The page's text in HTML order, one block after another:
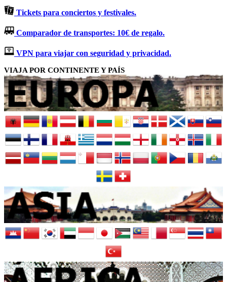
Tickets para conciertos y festivales.
Comparador de transportes: 10€ de regalo.
VPN para viajar con seguridad y privacidad.
VIAJA POR CONTINENTE Y PAÍS